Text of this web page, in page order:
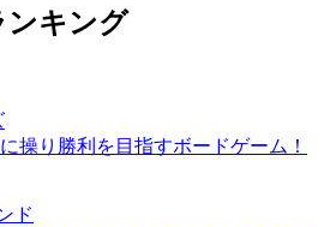
ンキング
操り勝利を目指すボードゲーム！
ド